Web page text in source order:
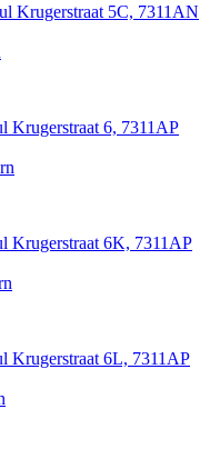
Krugerstraat 5C, 7311AN
Krugerstraat 6, 7311AP
Krugerstraat 6K, 7311AP
Krugerstraat 6L, 7311AP